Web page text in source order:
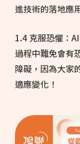
進技術的落地應
1.4 克服恐懼：
過程中難免會有
障礙，因為大家
適應變化！